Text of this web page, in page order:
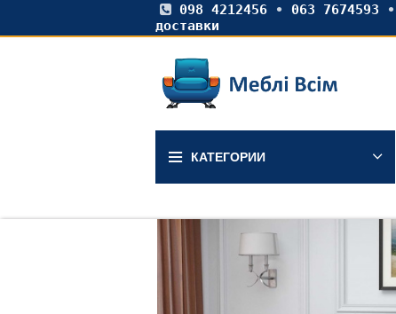
098 4212456• 063 7674593 •
доставки
КАТЕГОРИИ